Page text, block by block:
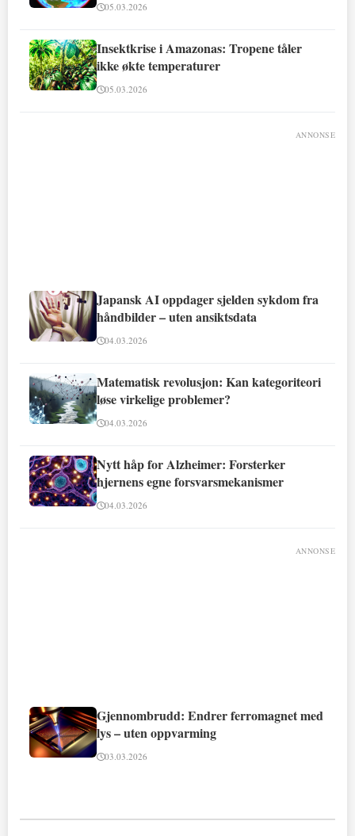
05.03.2026
Insektkrise i Amazonas: Tropene tåler
ikke økte temperaturer
05.03.2026
ANNONSE
Japansk AI oppdager sjelden sykdom fra
håndbilder – uten ansiktsdata
04.03.2026
Matematisk revolusjon: Kan kategoriteori
løse virkelige problemer?
04.03.2026
Nytt håp for Alzheimer: Forsterker
hjernens egne forsvarsmekanismer
04.03.2026
ANNONSE
Gjennombrudd: Endrer ferromagnet med
lys – uten oppvarming
03.03.2026